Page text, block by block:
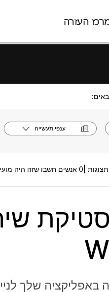
העזרה
ענפי תעשייה
0 אנשים חשבו שזה היה מועיל
באפליקציה שלך